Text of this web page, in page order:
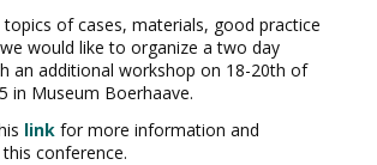
of cases, materials, good practice
would like to organize a two day
an additional workshop on 18-20th of
in Museum Boerhaave.
link for more information and
conference.